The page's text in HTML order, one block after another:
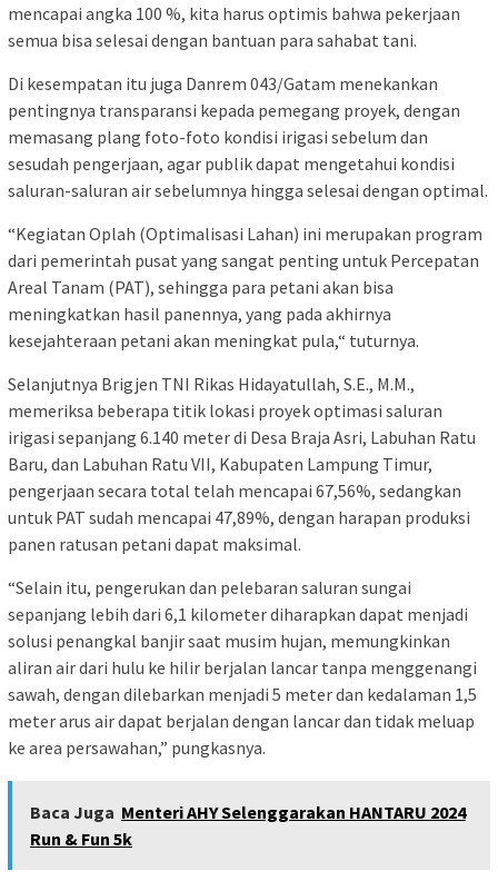
mencapai angka 100 %, kita harus optimis bahwa pekerjaan
semua bisa selesai dengan bantuan para sahabat tani.
Di kesempatan itu juga Danrem 043/Gatam menekankan
pentingnya transparansi kepada pemegang proyek, dengan
memasang plang foto-foto kondisi irigasi sebelum dan
sesudah pengerjaan, agar publik dapat mengetahui kondisi
saluran-saluran air sebelumnya hingga selesai dengan optimal.
“Kegiatan Oplah (Optimalisasi Lahan) ini merupakan program
dari pemerintah pusat yang sangat penting untuk Percepatan
Areal Tanam (PAT), sehingga para petani akan bisa
meningkatkan hasil panennya, yang pada akhirnya
kesejahteraan petani akan meningkat pula,“ tuturnya.
Selanjutnya Brigjen TNI Rikas Hidayatullah, S.E., M.M.,
memeriksa beberapa titik lokasi proyek optimasi saluran
irigasi sepanjang 6.140 meter di Desa Braja Asri, Labuhan Ratu
Baru, dan Labuhan Ratu VII, Kabupaten Lampung Timur,
pengerjaan secara total telah mencapai 67,56%, sedangkan
untuk PAT sudah mencapai 47,89%, dengan harapan produksi
panen ratusan petani dapat maksimal.
“Selain itu, pengerukan dan pelebaran saluran sungai
sepanjang lebih dari 6,1 kilometer diharapkan dapat menjadi
solusi penangkal banjir saat musim hujan, memungkinkan
aliran air dari hulu ke hilir berjalan lancar tanpa menggenangi
sawah, dengan dilebarkan menjadi 5 meter dan kedalaman 1,5
meter arus air dapat berjalan dengan lancar dan tidak meluap
ke area persawahan,” pungkasnya.
Baca Juga Menteri AHY Selenggarakan HANTARU 2024
Run & Fun 5k